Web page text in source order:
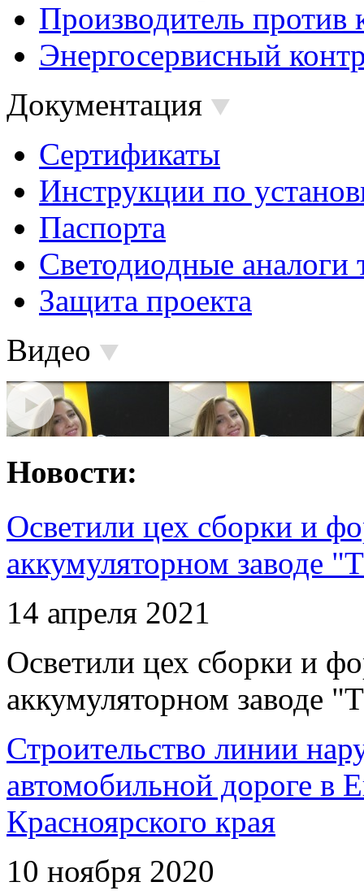
Производитель против
Энергосервисный
Документация
Сертификаты
Инструкции по
Паспорта
Светодиодные аналоги
Защита проекта
Видео
Новости:
Осветили цех сборки и
аккумуляторном заводе
14 апреля 2021
Осветили цех сборки и
аккумуляторном заводе
Строительство линии
автомобильной дороге в
Красноярского края
10 ноября 2020